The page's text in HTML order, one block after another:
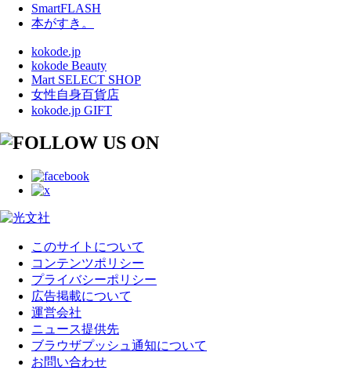
SmartFLASH
本がすき。
kokode.jp
kokode Beauty
Mart SELECT SHOP
女性自身百貨店
kokode.jp GIFT
このサイトについて
コンテンツポリシー
プライバシーポリシー
広告掲載について
運営会社
ニュース提供先
ブラウザプッシュ通知について
お問い合わせ